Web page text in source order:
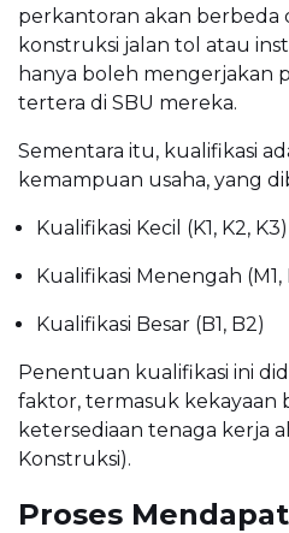
perkantoran akan berbeda
konstruksi jalan tol atau
hanya boleh mengerjakan
tertera di SBU mereka.
Sementara itu, kualifikasi
kemampuan usaha, yang
Kualifikasi Kecil (K1, K2, K3)
Kualifikasi Menengah (M1,
Kualifikasi Besar (B1, B2)
Penentuan kualifikasi ini
faktor, termasuk kekayaan
ketersediaan tenaga kerja
Konstruksi).
Proses